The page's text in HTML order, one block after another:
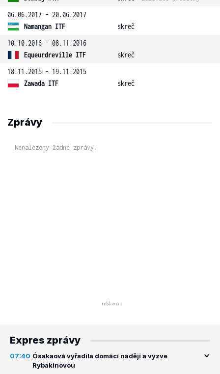
06.06.2017 - 20.06.2017
Namangan ITF
skreč
10.10.2016 - 08.11.2016
Equeurdreville ITF
skreč
18.11.2015 - 19.11.2015
Zawada ITF
skreč
Zprávy
Nenalezeny žádné zprávy.
Expres zprávy
07:40 Ósakaová vyřadila domácí naději a vyzve
Rybakinovou